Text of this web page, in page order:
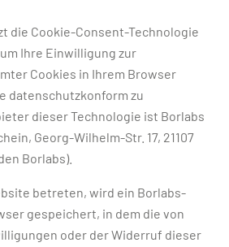
die Cookie-Consent-Technologie
Ihre Einwilligung zur
Cookies in Ihrem Browser
datenschutzkonform zu
dieser Technologie ist Borlabs
Georg-Wilhelm-Str. 17, 21107
Borlabs).
betreten, wird ein Borlabs-
gespeichert, in dem die von
oder der Widerruf dieser